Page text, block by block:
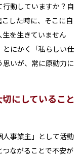
動していますか？自
した時に、そこに自
を生きていません
にかく「私らしい仕
いが、常に原動力に
にしていること
事業主」として活動
ながることで不安が